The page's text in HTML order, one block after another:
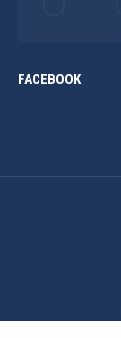
FACEBOOK